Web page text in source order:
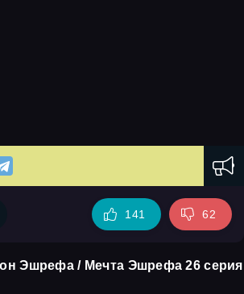
141 62
Эшрефа / Мечта Эшрефа 26 серия